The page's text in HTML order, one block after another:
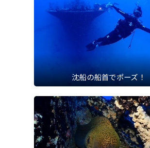
沈船の船首でポーズ！